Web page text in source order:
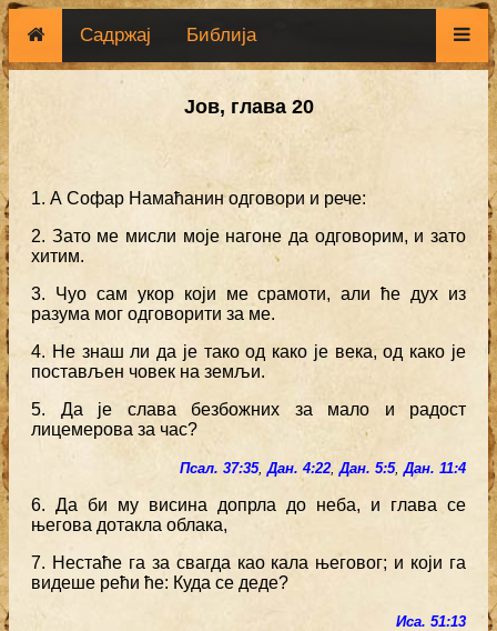
Садржај Библија
Јов, глава 20
1. А Софар Намаћанин одговори и рече:
2. Зато ме мисли моје нагоне да одговорим, и зато
хитим.
3. Чуо сам укор који ме срамоти, али ће дух из
разума мог одговорити за ме.
4. Не знаш ли да је тако од како је века, од како је
постављен човек на земљи.
5. Да је слава безбожних за мало и радост
лицемерова за час?
Псал. 37:35,Дан. 4:22,Дан. 5:5,Дан. 11:4
6. Да би му висина допрла до неба, и глава се
његова дотакла облака,
7. Нестаће га за свагда као кала његовог; и који га
видеше рећи ће: Куда се деде?
Иса. 51:13